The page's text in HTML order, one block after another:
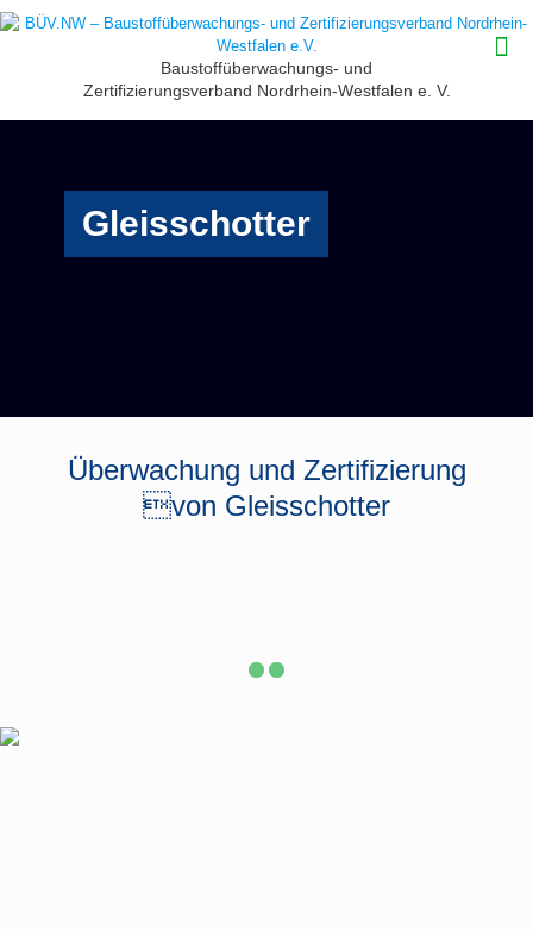
Baustoffüberwachungs- und
Zertifizierungsverband Nordrhein-Westfalen e. V.
Überwachung und Zertifizierung
von Gleisschotter